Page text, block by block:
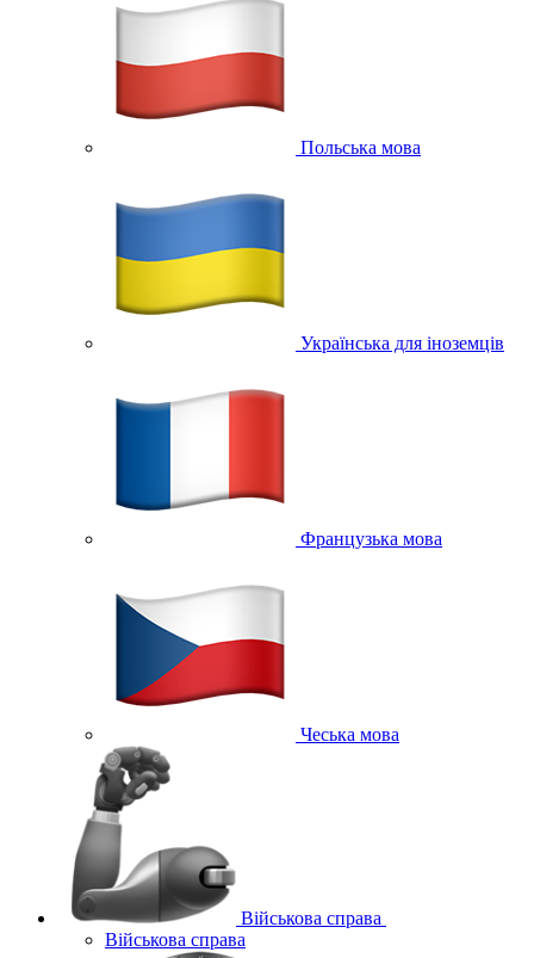
Польська мова
Українська для іноземців
Французька мова
Чеська мова
Військова справа
Військова справа